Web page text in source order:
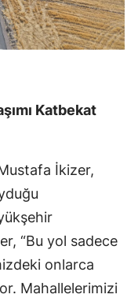
Katbekat
İkizer,
“Bu yol sadece
onlarca
Mahallelerimizi